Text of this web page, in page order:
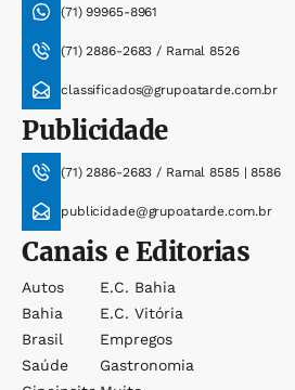
(71) 99965-8961
(71) 2886-2683 / Ramal 8526
classificados@grupoatarde.com.br
Publicidade
(71) 2886-2683 / Ramal 8585 | 8586
publicidade@grupoatarde.com.br
Canais e Editorias
Autos
Bahia
Brasil
Saúde
E.c. Bahia
E.c. Vitória
Empregos
Gastronomia